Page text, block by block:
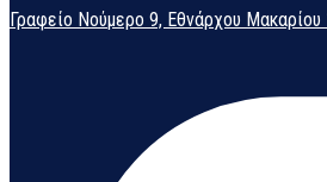
Γραφείο Νούμερο 9, Εθνάρχου